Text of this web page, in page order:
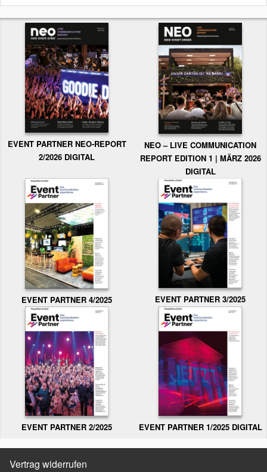
EVENT PARTNER NEO-REPORT
2/2026 DIGITAL
NEO – LIVE COMMUNICATION
REPORT EDITION 1 | MÄRZ 2026
DIGITAL
EVENT PARTNER 4/2025 EVENT PARTNER 3/2025
EVENT PARTNER 2/2025 EVENT PARTNER 1/2025 DIGITAL
Vertrag widerrufen